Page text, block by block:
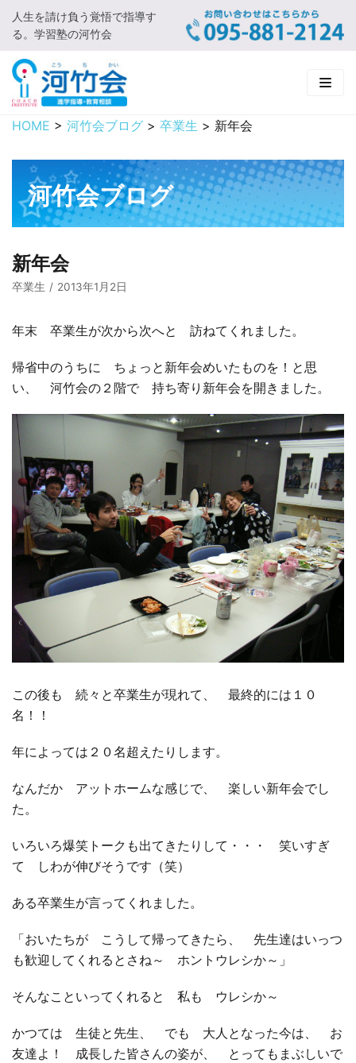
コ
ン
テ
ン
ツ
に
キ
プ
人生を請け負う覚悟で指導す
る。学習塾の河竹会
HOME
新着情報
□ お知らせ
河竹会について
□ 河竹会について
□ 小学部
□ 有料体験指導
実 績
HOME > 河竹会ブログ > 卒業生 > 新年会
河竹会ブログ
新年会
卒業生 2013年1月2日
年末 卒業生が次から次へと 訪ねてくれました。
帰省中のうちに ちょっと新年会めいたものを！と思
い、 河竹会の２階で 持ち寄り新年会を開きました。
この後も 続々と卒業生が現れて、 最終的には１０
名！！
年によっては２０名超えたりします。
なんだか アットホームな感じで、 楽しい新年会でし
た。
いろいろ爆笑トークも出てきたりして・・・ 笑いすぎ
て しわが伸びそうです（笑）
ある卒業生が言ってくれました。
「おいたちが こうして帰ってきたら、 先生達はいっつ
も歓迎してくれるとさね～ ホントウレシか～」
そんなこといってくれると 私も ウレシか～
かつては 生徒と先生、 でも 大人となった今は、 お
友達よ！ 成長した皆さんの姿が、 とってもまぶしいで